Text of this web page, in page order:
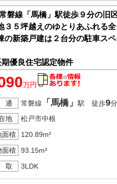
磐線「馬橋」駅徒歩９分の旧
３５坪越えのゆとりあふれる
の新築戸建は２台分の駐車スペ
優良住宅認定物件
ＥＨ水準仕様
ネＢＥＬＳ
性能表示Ｗ取得（設計＋建設）
ット３５Ｓ（金利Ａプラン）
２０年保証
万円
通 常磐線 「馬橋」 駅 徒歩9
地
松戸市中根
面積
120.89m²
面積
93.15m²
取
3LDK